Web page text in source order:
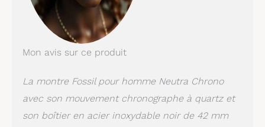
chronographe à quartz,
importé produit 2: Boîte
noir produit 2: Bracelet
produit 2: Résistant à
l'eau jusqu'à 50 m:
portable tout en
nageant dans des eaux
Mon avis sur ce produit
La montre Fossil pour homme Neutra Chrono
avec son mouvement chronographe à quartz et
son boîtier en acier inoxydable noir de 42 mm